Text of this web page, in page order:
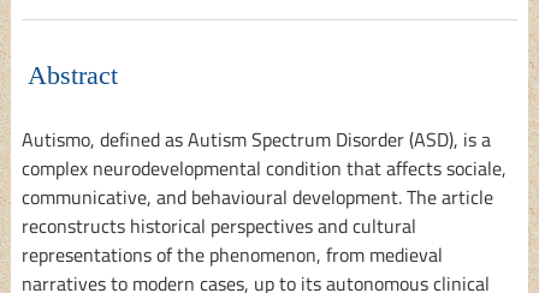
Abstract
Autismo, defined as Autism Spectrum Disorder (ASD), is a
complex neurodevelopmental condition that affects sociale,
communicative, and behavioural development. The article
reconstructs historical perspectives and cultural
representations of the phenomenon, from medieval
narratives to modern cases, up to its autonomous clinical